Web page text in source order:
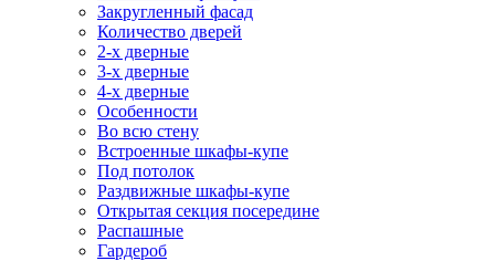
Закругленный фасад
Количество дверей
2-х дверные
3-х дверные
4-х дверные
Особенности
Во всю стену
Встроенные шкафы-купе
Под потолок
Раздвижные шкафы-купе
Открытая секция посередине
Распашные
Гардероб